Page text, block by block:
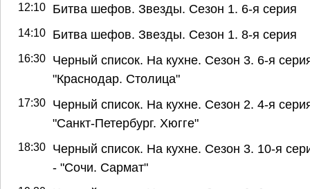
12:10 Битва шефов. Звезды. Сезон 1. 6-я серия
14:10 Битва шефов. Звезды. Сезон 1. 8-я серия
16:30
Черный список. На кухне. Сезон 3. 6-я
"Краснодар. Столица"
17:30
Черный список. На кухне. Сезон 2. 4-я
"Санкт-Петербург. Хюгге"
18:30
Черный список. На кухне. Сезон 3. 10-я
- "Сочи. Сармат"